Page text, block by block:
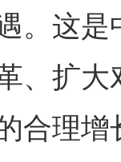
。这
、扩
合理